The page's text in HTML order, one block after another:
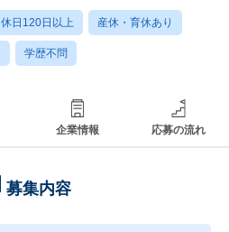
休日120日以上 産休・育休あり
学歴不問
企業情報 応募の流れ
募集内容